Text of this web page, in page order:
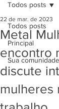
Todos posts
Principal
Sua comunidade
Todos posts
Metal
encontro
discute
mulheres
22 de mar. de 2023